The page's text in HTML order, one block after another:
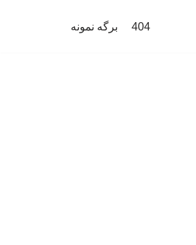
404 برگه نمونه